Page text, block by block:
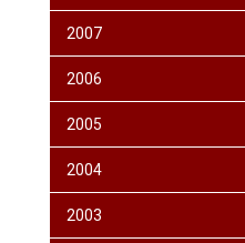
2007
2006
2005
2004
2003